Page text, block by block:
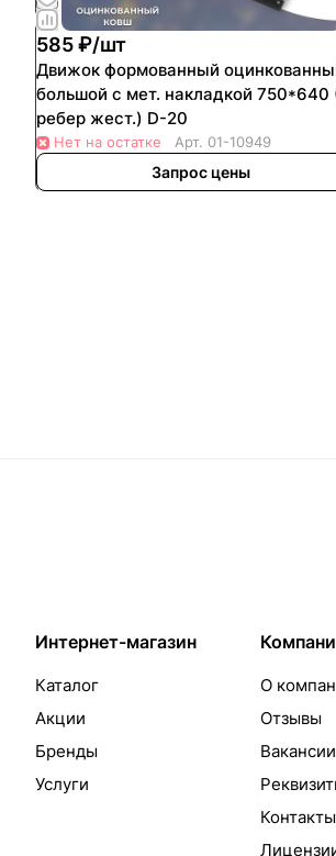
585 ₽/шт
Движок формованный
большой с мет. накладкой 750*640
ребер жест.) D-20
Нет на остатке Арт. 01-10949
Запрос цены
Интернет-магазин
Каталог
Акции
Бренды
Услуги
О
Отзывы
Вакансии
Контакты